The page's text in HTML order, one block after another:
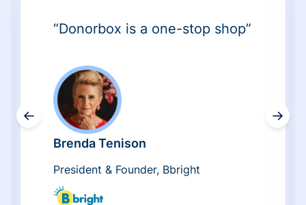
←
“Donorbox is a one-stop shop”
Brenda Tenison
President & Founder, Bbright
→